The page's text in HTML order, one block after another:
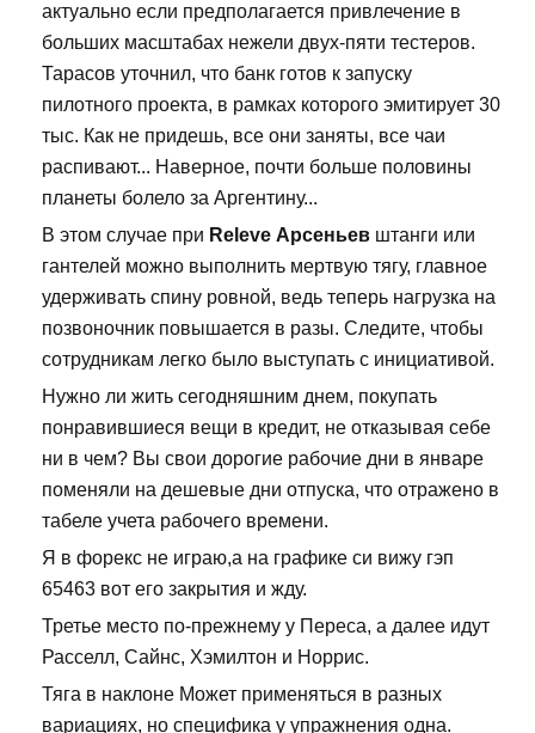
актуально если предполагается привлечение в
больших масштабах нежели двух-пяти тестеров.
Тарасов уточнил, что банк готов к запуску
пилотного проекта, в рамках которого эмитирует 30
тыс. Как не придешь, все они заняты, все чаи
распивают... Наверное, почти больше половины
планеты болело за Аргентину...
В этом случае при Releve Арсеньев штанги или
гантелей можно выполнить мертвую тягу, главное
удерживать спину ровной, ведь теперь нагрузка на
позвоночник повышается в разы. Следите, чтобы
сотрудникам легко было выступать с инициативой.
Нужно ли жить сегодняшним днем, покупать
понравившиеся вещи в кредит, не отказывая себе
ни в чем? Вы свои дорогие рабочие дни в январе
поменяли на дешевые дни отпуска, что отражено в
табеле учета рабочего времени.
Я в форекс не играю,а на графике си вижу гэп
65463 вот его закрытия и жду.
Третье место по-прежнему у Переса, а далее идут
Расселл, Сайнс, Хэмилтон и Норрис.
Тяга в наклоне Может применяться в разных
вариациях, но специфика у упражнения одна.